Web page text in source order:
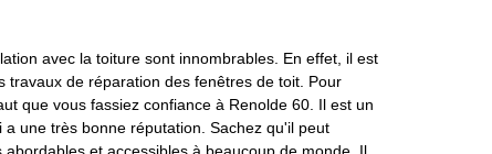
avec la toiture sont innombrables. En effet, il est
travaux de réparation des fenêtres de toit. Pour
que vous fassiez confiance à Renolde 60. Il est un
a une très bonne réputation. Sachez qu'il peut